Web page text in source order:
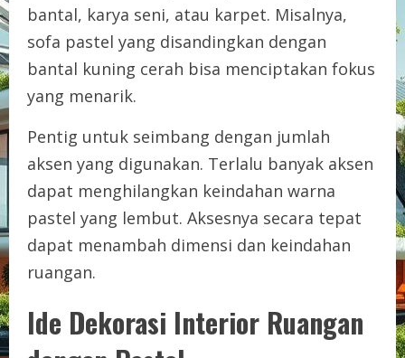
bantal, karya seni, atau karpet. Misalnya,
sofa pastel yang disandingkan dengan
bantal kuning cerah bisa menciptakan fokus
yang menarik.
Pentig untuk seimbang dengan jumlah
aksen yang digunakan. Terlalu banyak aksen
dapat menghilangkan keindahan warna
pastel yang lembut. Aksesnya secara tepat
dapat menambah dimensi dan keindahan
ruangan.
Ide Dekorasi Interior Ruangan